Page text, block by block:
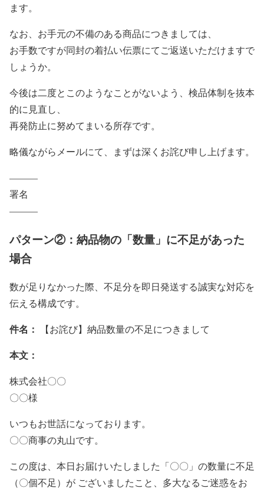
ます。
なお、お手元の不備のある商品につきましては、
お手数ですが同封の着払い伝票にてご返送いただけますで
しょうか。
今後は二度とこのようなことがないよう、検品体制を抜本
的に見直し、
再発防止に努めてまいる所存です。
略儀ながらメールにて、まずは深くお詫び申し上げます。
———
署名
———
パターン②：納品物の「数量」に不足があった
場合
数が足りなかった際、不足分を即日発送する誠実な対応を
伝える構成です。
件名： 【お詫び】納品数量の不足につきまして
本文：
株式会社〇〇
〇〇様
いつもお世話になっております。
〇〇商事の丸山です。
この度は、本日お届けいたしました「〇〇」の数量に不足
（〇個不足）が ございましたこと、多大なるご迷惑をお